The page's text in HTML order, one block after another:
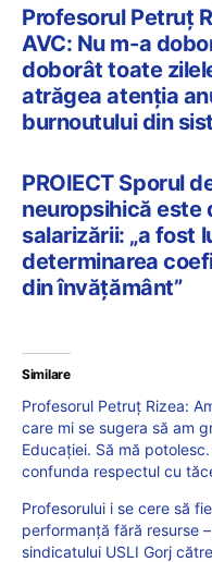
Profesorul Petruț
AVC: Nu m-a
doborât toate
atrăgea atenția
burnoutului din
PROIECT Sporul
neuropsihică este
salarizării: „a fost
determinarea
din învățământ”
Similare
Profesorul Petruț Rizea:
care mi se sugera să am
Educației. Să mă
confunda respectul cu
Profesorului i se cere să
performanță fără resurse
sindicatului USLI Gorj